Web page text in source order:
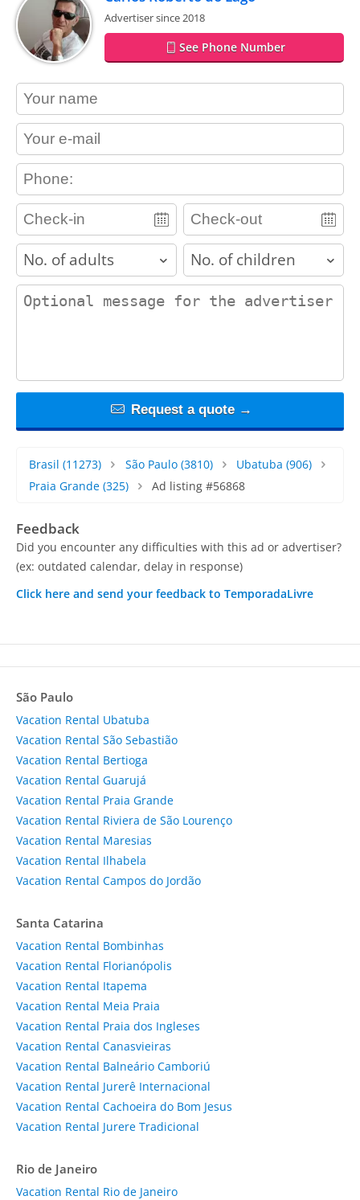
Advertiser since 2018
See Phone Number
contact_name
contact_email
contact_phone
adults children
contact_message
Request a quote →
Brasil (11273) São Paulo(3810) Ubatuba (906)
Praia Grande (325) Ad listing #56868
Feedback
Did you encounter any difficulties with this ad or advertiser?
(ex: outdated calendar, delay in response)
Click here and send your feedback to TemporadaLivre
São Paulo
Vacation Rental Ubatuba
Vacation Rental São Sebastião
Vacation Rental Bertioga
Vacation Rental Guarujá
Vacation Rental Praia Grande
Vacation Rental Riviera de São Lourenço
Vacation Rental Maresias
Vacation Rental Ilhabela
Vacation Rental Campos do Jordão
Santa Catarina
Vacation Rental Bombinhas
Vacation Rental Florianópolis
Vacation Rental Itapema
Vacation Rental Meia Praia
Vacation Rental Praia dos Ingleses
Vacation Rental Canasvieiras
Vacation Rental Balneário Camboriú
Vacation Rental Jurerê Internacional
Vacation Rental Cachoeira do Bom Jesus
Vacation Rental Jurere Tradicional
Rio de Janeiro
Vacation Rental Rio de Janeiro